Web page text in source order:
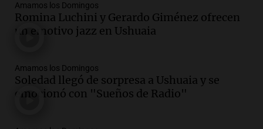
Amamos los Domingos
Romina Luchini y Gerardo Giménez ofrecen
un emotivo jazz en Ushuaia
Amamos los Domingos
Soledad llegó de sorpresa a Ushuaia y se
emocionó con "Sueños de Radio"